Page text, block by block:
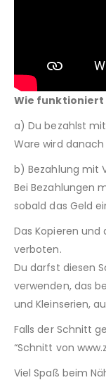
Wie funktioniert
a) Du bezahlst
Ware wird
b) Bezahlung mit
Bei Bezahlungen
sobald das Geld
Das Kopieren
verboten.
Du darfst diesen
verwenden, das
und Kleinserien,
Falls der Schnitt
“Schnitt von
Viel Spaß beim